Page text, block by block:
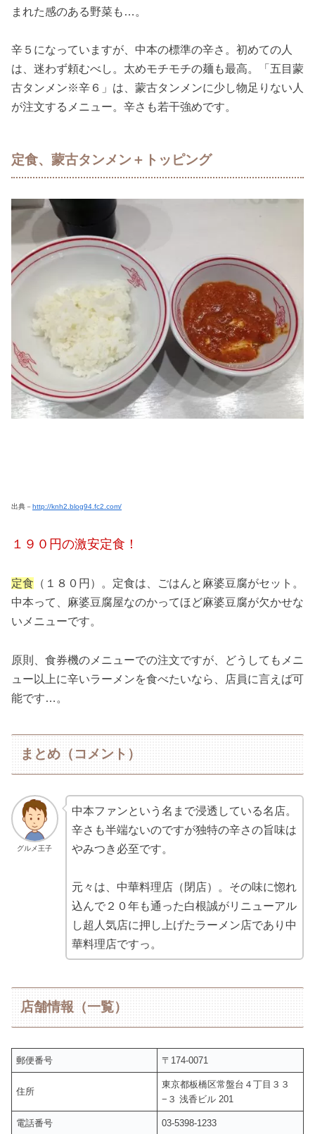
まれた感のある野菜も…。
辛５になっていますが、中本の標準の辛さ。初めての人
は、迷わず頼むべし。太めモチモチの麺も最高。「五目蒙
古タンメン※辛６」は、蒙古タンメンに少し物足りない人
が注文するメニュー。辛さも若干強めです。
定食、蒙古タンメン＋トッピング
出典－ http://knh2.blog94.fc2.com/
１９０円の激安定食！
定食 （１８０円）。定食は、ごはんと麻婆豆腐がセット。
中本って、麻婆豆腐屋なのかってほど麻婆豆腐が欠かせな
いメニューです。
原則、食券機のメニューでの注文ですが、どうしてもメニ
ュー以上に辛いラーメンを食べたいなら、店員に言えば可
能です…。
まとめ（コメント）
グルメ王子
中本ファンという名まで浸透している名店。
辛さも半端ないのですが独特の辛さの旨味は
やみつき必至です。
元々は、中華料理店（閉店）。その味に惚れ
込んで２０年も通った白根誠がリニューアル
し超人気店に押し上げたラーメン店であり中
華料理店ですっ。
店舗情報（一覧）
郵便番号 〒174-0071
住所
東京都板橋区常盤台４丁目３３
−３ 浅香ビル 201
電話番号 03-5398-1233